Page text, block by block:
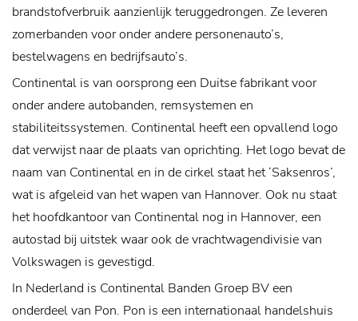
brandstofverbruik aanzienlijk teruggedrongen. Ze leveren
zomerbanden voor onder andere personenauto’s,
bestelwagens en bedrijfsauto’s.
Continental is van oorsprong een Duitse fabrikant voor
onder andere autobanden, remsystemen en
stabiliteitssystemen. Continental heeft een opvallend logo
dat verwijst naar de plaats van oprichting. Het logo bevat de
naam van Continental en in de cirkel staat het ‘Saksenros’,
wat is afgeleid van het wapen van Hannover. Ook nu staat
het hoofdkantoor van Continental nog in Hannover, een
autostad bij uitstek waar ook de vrachtwagendivisie van
Volkswagen is gevestigd.
In Nederland is Continental Banden Groep BV een
onderdeel van Pon. Pon is een internationaal handelshuis